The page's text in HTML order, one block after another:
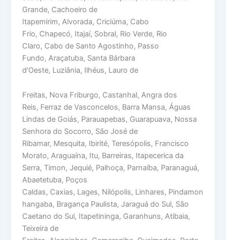
Grande, Cachoeiro de
Itapemirim, Alvorada, Criciúma, Cabo
Frio, Chapecó, Itajaí, Sobral, Rio Verde, Rio
Claro, Cabo de Santo Agostinho, Passo
Fundo, Araçatuba, Santa Bárbara
d’Oeste, Luziânia, Ilhéus, Lauro de
Freitas, Nova Friburgo, Castanhal, Angra dos
Reis, Ferraz de Vasconcelos, Barra Mansa, Águas
Lindas de Goiás, Parauapebas, Guarapuava, Nossa
Senhora do Socorro, São José de
Ribamar, Mesquita, Ibirité, Teresópolis, Francisco
Morato, Araguaína, Itu, Barreiras, Itapecerica da
Serra, Timon, Jequié, Palhoça, Parnaíba, Paranaguá,
Abaetetuba, Poços
Caldas, Caxias, Lages, Nilópolis, Linhares, Pindamon
hangaba, Bragança Paulista, Jaraguá do Sul, São
Caetano do Sul, Itapetininga, Garanhuns, Atibaia,
Teixeira de